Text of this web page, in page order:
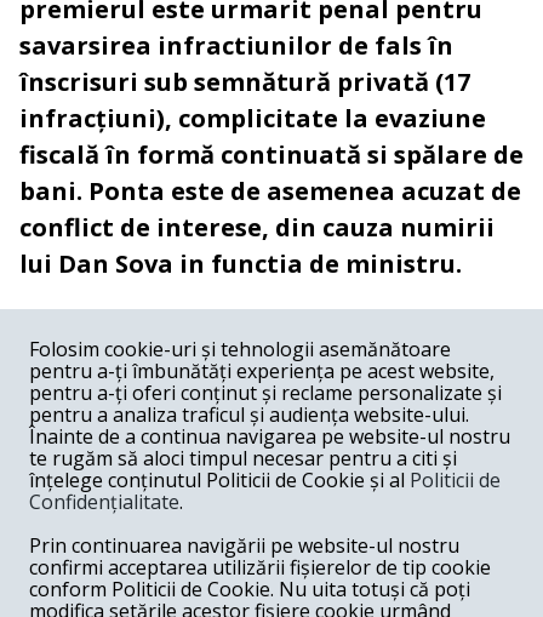
premierul este urmarit penal pentru
savarsirea infractiunilor de fals în
înscrisuri sub semnătură privată (17
infracțiuni), complicitate la evaziune
fiscală în formă continuată si spălare de
bani. Ponta este de asemenea acuzat de
conflict de interese, din cauza numirii
lui Dan Sova in functia de ministru.
COMENTARII
Nume
Email
Folosim cookie-uri și tehnologii asemănătoare
pentru a-ți îmbunătăți experiența pe acest website,
pentru a-ți oferi conținut și reclame personalizate și
pentru a analiza traficul și audiența website-ului.
Înainte de a continua navigarea pe website-ul nostru
te rugăm să aloci timpul necesar pentru a citi și
înțelege conținutul Politicii de Cookie și al Politicii de
Confidențialitate.
Prin continuarea navigării pe website-ul nostru
confirmi acceptarea utilizării fișierelor de tip cookie
conform Politicii de Cookie. Nu uita totuși că poți
modifica setările acestor fișiere cookie urmând